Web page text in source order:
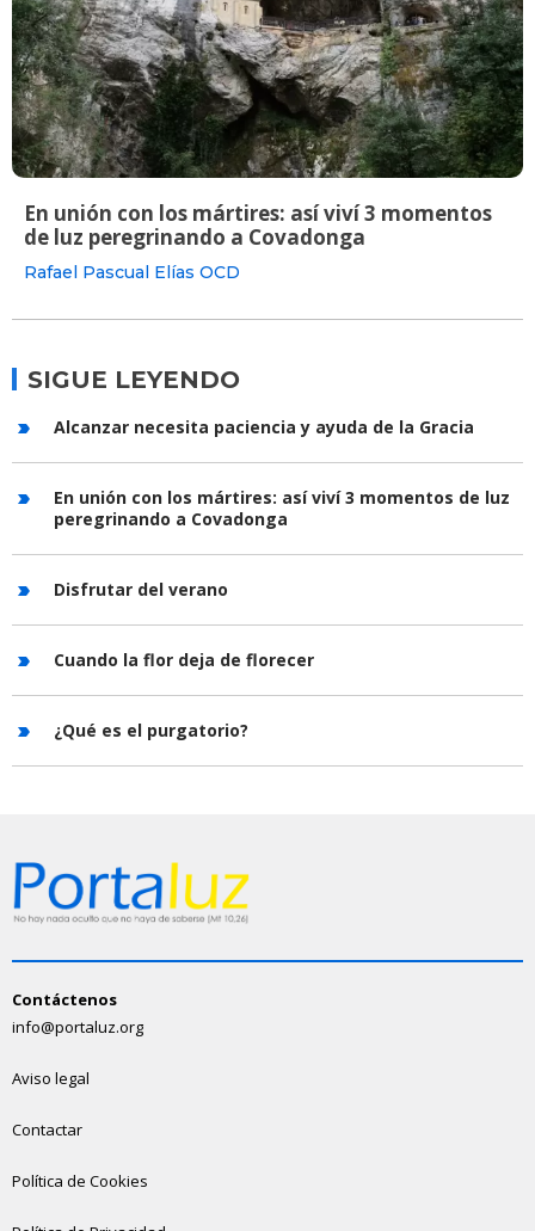
En unión con los mártires: así viví 3 momentos
de luz peregrinando a Covadonga
Rafael Pascual Elías OCD
SIGUE LEYENDO
Alcanzar necesita paciencia y ayuda de la Gracia
En unión con los mártires: así viví 3 momentos de luz
peregrinando a Covadonga
Disfrutar del verano
Cuando la flor deja de florecer
¿Qué es el purgatorio?
Contáctenos
info@portaluz.org
Aviso legal
Contactar
Política de Cookies